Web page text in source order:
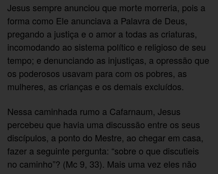
Jesus sempre anunciou que morte morreria, pois a
forma como Ele anunciava a Palavra de Deus,
pregando a justiça e o amor a todas as criaturas,
incomodando ao sistema político e religioso de seu
tempo; e denunciando as injustiças, a opressão que
os poderosos usavam para com os pobres, as
mulheres, as crianças e os demais excluídos.
Nessa caminhada rumo a Cafarnaum, Jesus
percebeu que havia uma discussão entre os seus
discípulos, a ponto do Mestre, ao chegar em casa,
fazer a seguinte pergunta: “sobre o que discutieis
no caminho”? (Mc 9, 33). Mais uma vez eles não